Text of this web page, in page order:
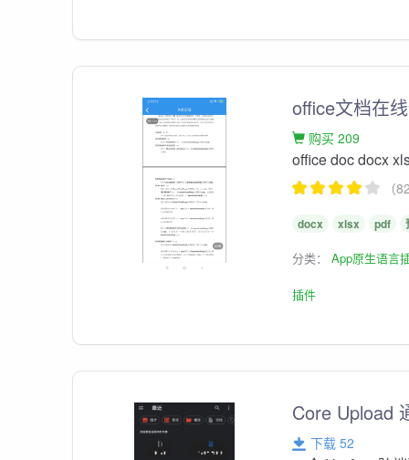
office文档在
购买 209
office doc docx
（
docx xlsx pdf
分类：App原生语言
插件
Core Upload
下载 52